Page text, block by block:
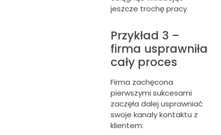
jeszcze trochę pracy
Przykład 3 –
firma usprawniła
cały proces
Firma zachęcona
pierwszymi sukcesami
zaczęła dalej usprawniać
swoje kanały kontaktu z
klientem: